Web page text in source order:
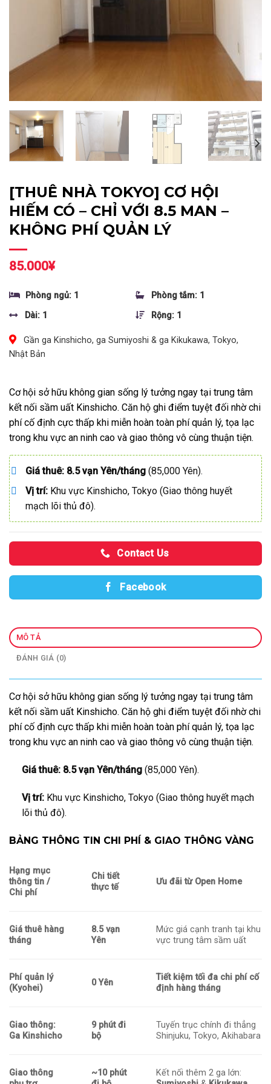
[THUÊ NHÀ TOKYO] CƠ HỘI
HIẾM CÓ – CHỈ VỚI 8.5 MAN –
KHÔNG PHÍ QUẢN LÝ
85.000¥
Phòng ngủ: 1
Phòng tắm: 1
Dài: 1
Rộng: 1
Gần ga Kinshicho, ga Sumiyoshi & ga Kikukawa, Tokyo,
Nhật Bản
Cơ hội sở hữu không gian sống lý tưởng ngay tại trung tâm
kết nối sầm uất Kinshicho. Căn hộ ghi điểm tuyệt đối nhờ chi
phí cố định cực thấp khi miễn hoàn toàn phí quản lý, tọa lạc
trong khu vực an ninh cao và giao thông vô cùng thuận tiện.
Giá thuê: 8.5 vạn Yên/tháng(85,000 Yên).
Vị trí:Khu vực Kinshicho, Tokyo (Giao thông huyết
mạch lõi thủ đô).
Contact Us
Facebook
MÔ TẢ
ĐÁNH GIÁ (0)
Cơ hội sở hữu không gian sống lý tưởng ngay tại trung tâm
kết nối sầm uất Kinshicho. Căn hộ ghi điểm tuyệt đối nhờ chi
phí cố định cực thấp khi miễn hoàn toàn phí quản lý, tọa lạc
trong khu vực an ninh cao và giao thông vô cùng thuận tiện.
Giá thuê: 8.5 vạn Yên/tháng(85,000 Yên).
Vị trí:Khu vực Kinshicho, Tokyo (Giao thông huyết mạch
lõi thủ đô).
BẢNG THÔNG TIN CHI PHÍ & GIAO THÔNG VÀNG
Hạng mục
thông tin /
Chi phí
Chi tiết
thực tế
Ưu đãi từ Open Home
Giá thuê hàng
tháng
8.5 vạn
Yên
Mức giá cạnh tranh tại khu
vực trung tâm sầm uất
Phí quản lý
(Kyohei)
0 Yên
Tiết kiệm tối đa chi phí cố
định hàng tháng
Giao thông:
Ga Kinshicho
9 phút đi
bộ
Tuyến trục chính đi thẳng
Shinjuku, Tokyo, Akihabara
Giao thông
~10 phút
Kết nối thêm 2 ga lớn: